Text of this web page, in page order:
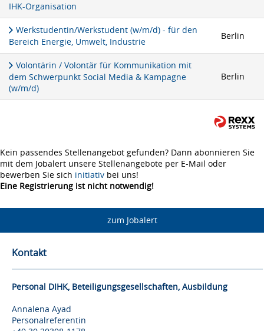
IHK-Organisation
Werkstudentin/Werkstudent (w/m/d) - für den
Bereich Energie, Umwelt, Industrie
Berlin
Volontärin / Volontär für Kommunikation mit
dem Schwerpunkt Social Media & Kampagne
(w/m/d)
Berlin
Kein passendes Stellenangebot gefunden? Dann abonnieren Sie
mit dem Jobalert unsere Stellenangebote per E-Mail oder
bewerben Sie sich initiativ bei uns!
Eine Registrierung ist nicht notwendig!
zum Jobalert
Kontakt
Personal DIHK, Beteiligungsgesellschaften, Ausbildung
Annalena Ayad
Personalreferentin